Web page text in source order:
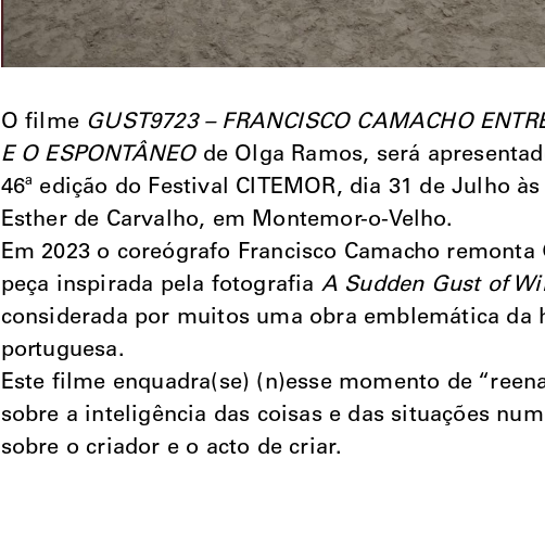
O filme GUST9723 – FRANCISCO CAMACHO
E O ESPONTÂNEOde Olga Ramos, será
46ª edição do Festival CITEMOR, dia 31 de Julho às
Esther de Carvalho, em Montemor-o-Velho.
Em 2023 o coreógrafo Francisco Camacho remonta
peça inspirada pela fotografia A Sudden Gust of
considerada por muitos uma obra emblemática da
portuguesa.
Este filme enquadra(se) (n)esse momento de
sobre a inteligência das coisas e das situações
sobre o criador e o acto de criar.